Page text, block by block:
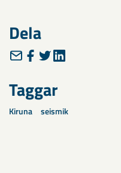
Dela
Taggar
Kiruna seismik